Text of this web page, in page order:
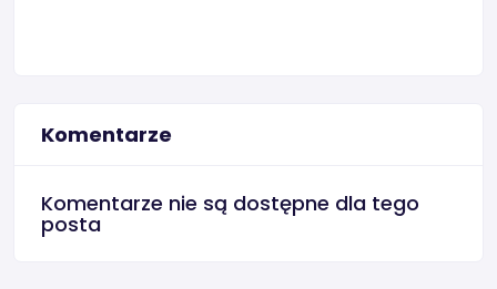
Komentarze
Komentarze nie są dostępne dla tego
posta